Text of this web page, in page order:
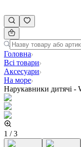
Головна
Всі товари
Аксесуари
На море
Нарукавники дитячі
1 /3